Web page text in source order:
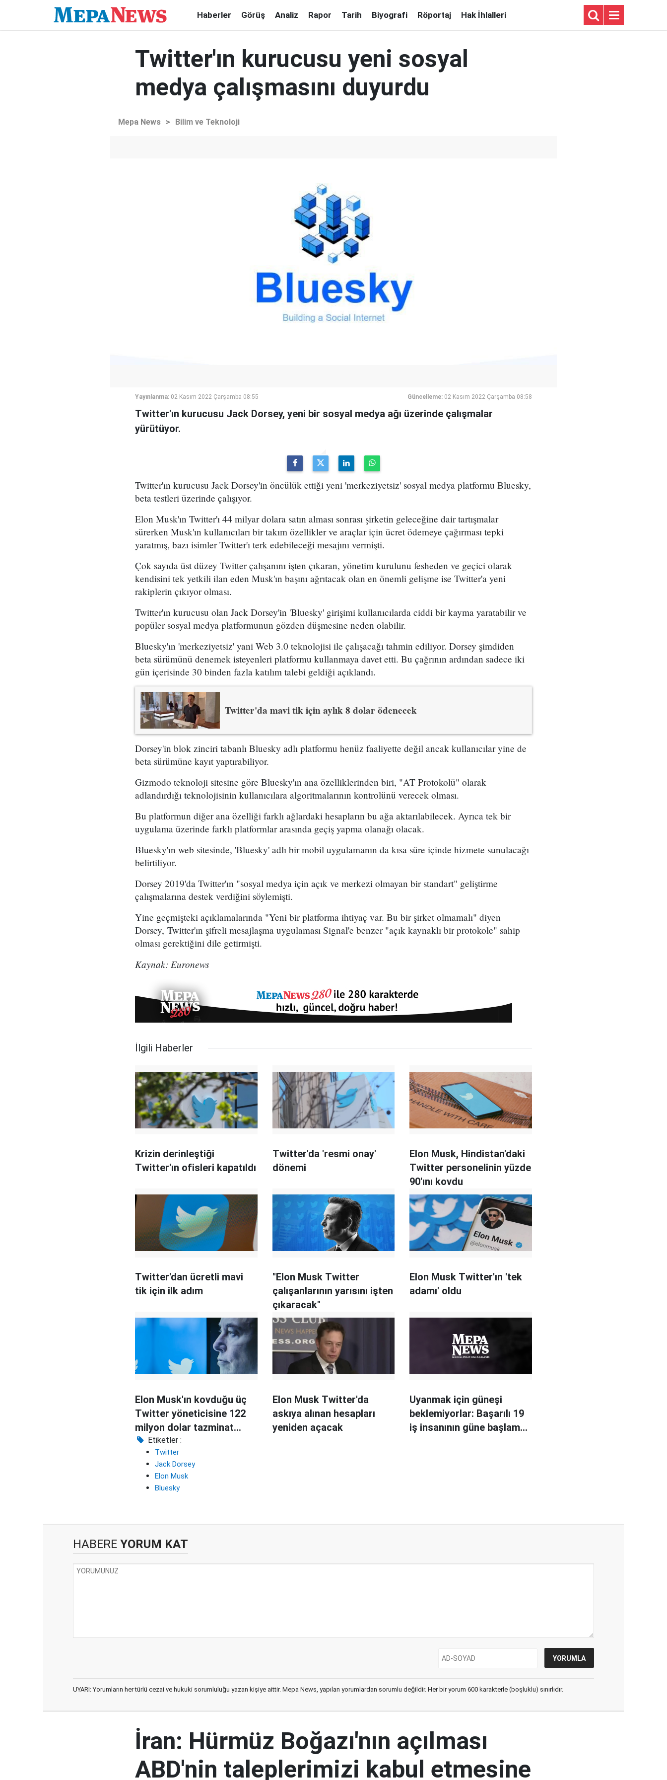
Haberler Görüş Analiz Rapor Tarih Biyografi Röportaj Hak İhlalleri
Twitter'ın kurucusu yeni sosyal
medya çalışmasını duyurdu
Mepa News > Bilim ve Teknoloji
Yayınlanma: 02 Kasım 2022 Çarşamba 08:55 Güncelleme: 02 Kasım 2022 Çarşamba 08:58
Twitter'ın kurucusu Jack Dorsey, yeni bir sosyal medya ağı üzerinde çalışmalar
yürütüyor.
Twitter'ın kurucusu Jack Dorsey'in öncülük ettiği yeni 'merkeziyetsiz' sosyal medya platformu Bluesky,
beta testleri üzerinde çalışıyor.
Elon Musk'ın Twitter'ı 44 milyar dolara satın alması sonrası şirketin geleceğine dair tartışmalar
sürerken Musk'ın kullanıcıları bir takım özellikler ve araçlar için ücret ödemeye çağırması tepki
yaratmış, bazı isimler Twitter'ı terk edebileceği mesajını vermişti.
Çok sayıda üst düzey Twitter çalışanını işten çıkaran, yönetim kurulunu fesheden ve geçici olarak
kendisini tek yetkili ilan eden Musk'ın başını ağrıtacak olan en önemli gelişme ise Twitter'a yeni
rakiplerin çıkıyor olması.
Twitter'ın kurucusu olan Jack Dorsey'in 'Bluesky' girişimi kullanıcılarda ciddi bir kayma yaratabilir ve
popüler sosyal medya platformunun gözden düşmesine neden olabilir.
Bluesky'ın 'merkeziyetsiz' yani Web 3.0 teknolojisi ile çalışacağı tahmin ediliyor. Dorsey şimdiden
beta sürümünü denemek isteyenleri platformu kullanmaya davet etti. Bu çağrının ardından sadece iki
gün içerisinde 30 binden fazla katılım talebi geldiği açıklandı.
Twitter'da mavi tik için aylık 8 dolar ödenecek
Dorsey'in blok zinciri tabanlı Bluesky adlı platformu henüz faaliyette değil ancak kullanıcılar yine de
beta sürümüne kayıt yaptırabiliyor.
Gizmodo teknoloji sitesine göre Bluesky'ın ana özelliklerinden biri, "AT Protokolü" olarak
adlandırdığı teknolojisinin kullanıcılara algoritmalarının kontrolünü verecek olması.
Bu platformun diğer ana özelliği farklı ağlardaki hesapların bu ağa aktarılabilecek. Ayrıca tek bir
uygulama üzerinde farklı platformlar arasında geçiş yapma olanağı olacak.
Bluesky'ın web sitesinde, 'Bluesky' adlı bir mobil uygulamanın da kısa süre içinde hizmete sunulacağı
belirtiliyor.
Dorsey 2019'da Twitter'ın "sosyal medya için açık ve merkezi olmayan bir standart" geliştirme
çalışmalarına destek verdiğini söylemişti.
Yine geçmişteki açıklamalarında "Yeni bir platforma ihtiyaç var. Bu bir şirket olmamalı" diyen
Dorsey, Twitter'ın şifreli mesajlaşma uygulaması Signal'e benzer "açık kaynaklı bir protokole" sahip
olması gerektiğini dile getirmişti.
Kaynak: Euronews
İlgili Haberler
Krizin derinleştiği
Twitter'ın ofisleri kapatıldı
Twitter'da 'resmi onay'
dönemi
Elon Musk, Hindistan'daki
Twitter personelinin yüzde
90'ını kovdu
Twitter'dan ücretli mavi
tik için ilk adım
"Elon Musk Twitter
çalışanlarının yarısını işten
çıkaracak"
Elon Musk Twitter'ın 'tek
adamı' oldu
Elon Musk'ın kovduğu üç
Twitter yöneticisine 122
milyon dolar tazminat
ödenecek
Elon Musk Twitter'da
askıya alınan hesapları
yeniden açacak
Uyanmak için güneşi
beklemiyorlar: Başarılı 19
iş insanının güne başlama
Etiketler :
Twitter
Jack Dorsey
Elon Musk
Bluesky
HABERE YORUM KAT
UYARI: Yorumların her türlü cezai ve hukuki sorumluluğu yazan kişiye aittir. Mepa News, yapılan yorumlardan sorumlu değildir. Her bir yorum 600 karakterle (boşluklu) sınırlıdır.
İran: Hürmüz Boğazı'nın açılması
ABD'nin taleplerimizi kabul etmesine